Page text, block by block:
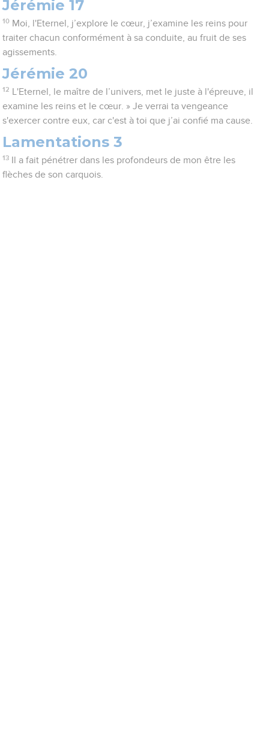
Jérémie 17
10 Moi, l'Eternel, j’explore le cœur, j’examine les reins pour
traiter chacun conformément à sa conduite, au fruit de ses
agissements.
Jérémie 20
12
L'Eternel, le maître de l’univers, met le juste à l'épreuve, il
examine les reins et le cœur. » Je verrai ta vengeance
s'exercer contre eux, car c'est à toi que j’ai confié ma cause.
Lamentations 3
13
Il a fait pénétrer dans les profondeurs de mon être les
flèches de son carquois.